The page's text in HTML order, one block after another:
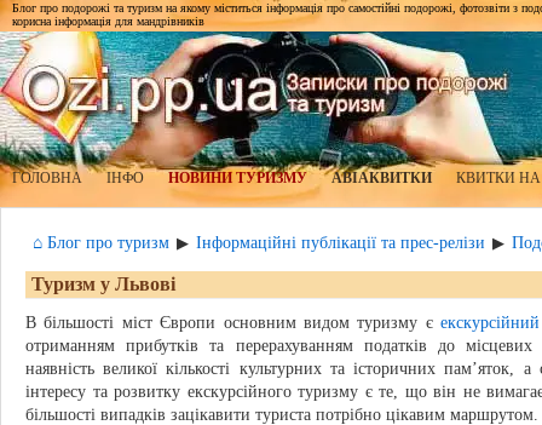
Блог про подорожі та туризм на якому міститься інформація про самостійні подорожі, фотозвіти з
корисна інформація для мандрівників
ГОЛОВНА ІНФО НОВИНИ ТУРИЗМУ АВІАКВИТКИ КВИТКИ
⌂ Блог про туризм ▶ Інформаційні публікації та прес-релізи ▶
Туризм у Львові
В більшості міст Європи основним видом туризму є
отриманням прибутків та перерахуванням податків до
наявність великої кількості культурних та історичних
інтересу та розвитку екскурсійного туризму є те, що він не
більшості випадків зацікавити туриста потрібно цікавим маршрутом.